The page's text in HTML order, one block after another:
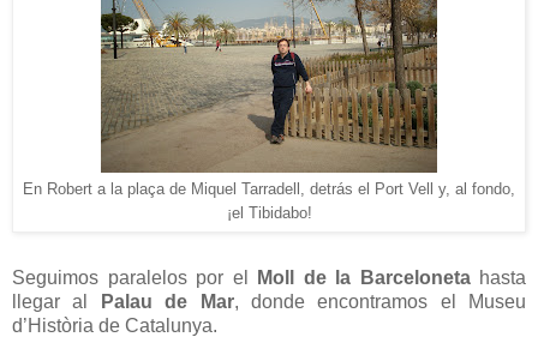
En Robert a la plaça de Miquel Tarradell, detrás el Port Vell y, al fondo,
¡el Tibidabo!
Seguimos paralelos por el Moll de la Barcelonetahasta
llegar al
Palau de Mar, donde encontramos el Museu
d’Història de Catalunya.